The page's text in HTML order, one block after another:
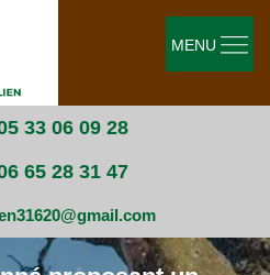
33 06 09 28
65 28 31 47
MENU